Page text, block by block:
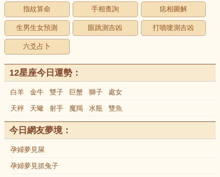
指紋算命
手相查詢 痣相圖解
生男生女預測 眼跳測吉凶 打噴嚏測吉凶
六爻占卜
12星座今日運勢：
白羊 金牛 雙子 巨蟹 獅子 處女
天秤 天蠍 射手 魔羯 水瓶 雙魚
今日網友夢境：
孕婦夢見屎
孕婦夢見抓兔子